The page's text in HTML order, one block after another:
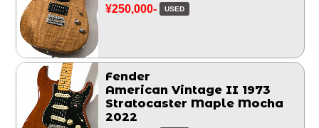
¥250,000- USED
Fender
American Vintage II 1973
Stratocaster Maple Mocha
2022